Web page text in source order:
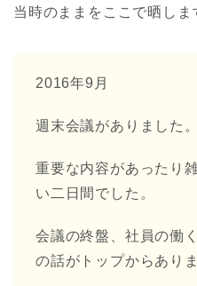
当時のままをここで晒しま
2016年9月
週末会議がありました。
重要な内容があったり
い二日間でした。
会議の終盤、社員の働
の話がトップからありま